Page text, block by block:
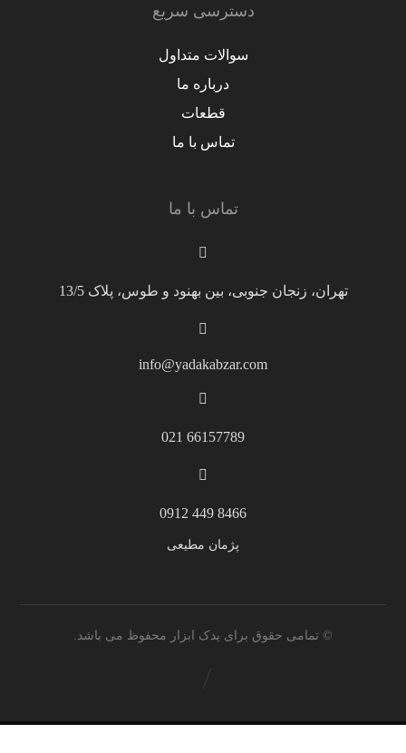
دسترسی سریع
سوالات متداول
درباره ما
قطعات
تماس با ما
تماس با ما
تهران، زنجان جنوبی، بین بهنود و طوس، پلاک 13/5
info@yadakabzar.com
66157789 021
8466 449 0912
پژمان مطیعی
© تمامی حقوق برای یدک ابزار محفوظ می باشد.